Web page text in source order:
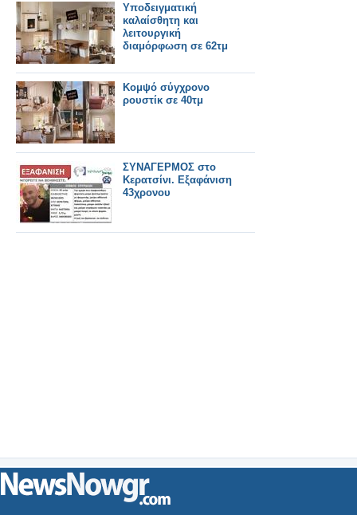
Υποδειγματική
καλαίσθητη και
λειτουργική
διαμόρφωση σε 62τμ
Κομψό σύγχρονο
ρουστίκ σε 40τμ
ΣΥΝΑΓΕΡΜΟΣ στο
Κερατσίνι. Εξαφάνιση
43χρονου